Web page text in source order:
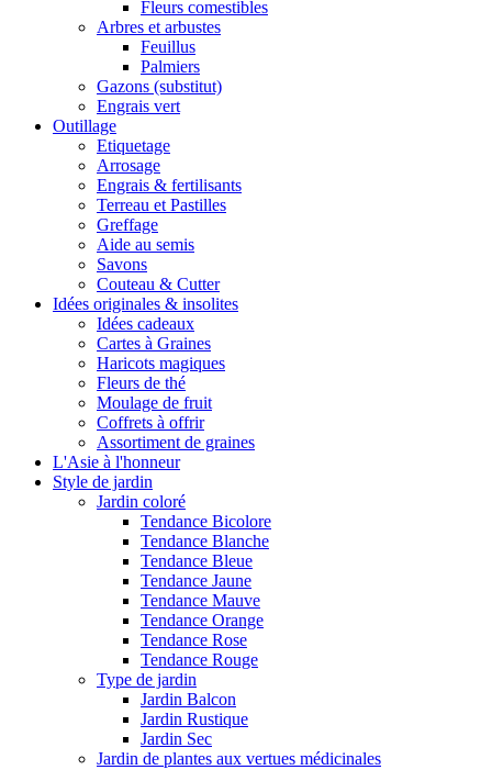
Fleurs comestibles
Arbres et arbustes
Feuillus
Palmiers
Gazons (substitut)
Engrais vert
Outillage
Etiquetage
Arrosage
Engrais & fertilisants
Terreau et Pastilles
Greffage
Aide au semis
Savons
Couteau & Cutter
Idées originales & insolites
Idées cadeaux
Cartes à Graines
Haricots magiques
Fleurs de thé
Moulage de fruit
Coffrets à offrir
Assortiment de graines
L'Asie à l'honneur
Style de jardin
Jardin coloré
Tendance Bicolore
Tendance Blanche
Tendance Bleue
Tendance Jaune
Tendance Mauve
Tendance Orange
Tendance Rose
Tendance Rouge
Type de jardin
Jardin Balcon
Jardin Rustique
Jardin Sec
Jardin de plantes aux vertues médicinales